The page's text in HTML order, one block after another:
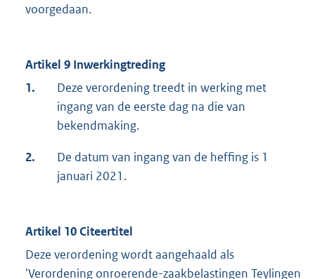
voorgedaan.
Artikel 9 Inwerkingtreding
1.
Deze verordening treedt in werking met
ingang van de eerste dag na die van
bekendmaking.
2.
De datum van ingang van de heffing is 1
januari 2021.
Artikel 10 Citeertitel
Deze verordening wordt aangehaald als
'Verordening onroerende-zaakbelastingen Teylingen